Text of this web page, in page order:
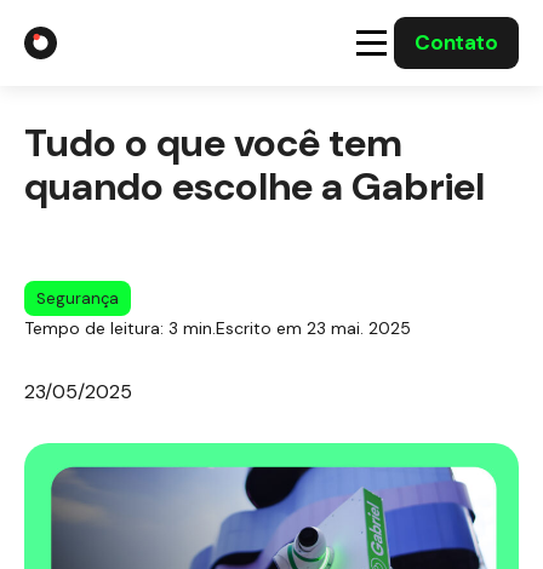
Contato
Soluções
Casos Solucionados
Tudo o que você tem
quando escolhe a Gabriel
Segurança
Tempo de leitura: 3 min.Escrito em 23 mai. 2025
23/05/2025